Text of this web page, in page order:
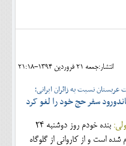
انتشار:جمعه 21 فروردين 1394-21:18
نسبت به زائران ایرانی؛
سفر حج خود را لغو کرد
بنده خودم روز دوشنبه 24
است و از کاروانی از گلوگاه